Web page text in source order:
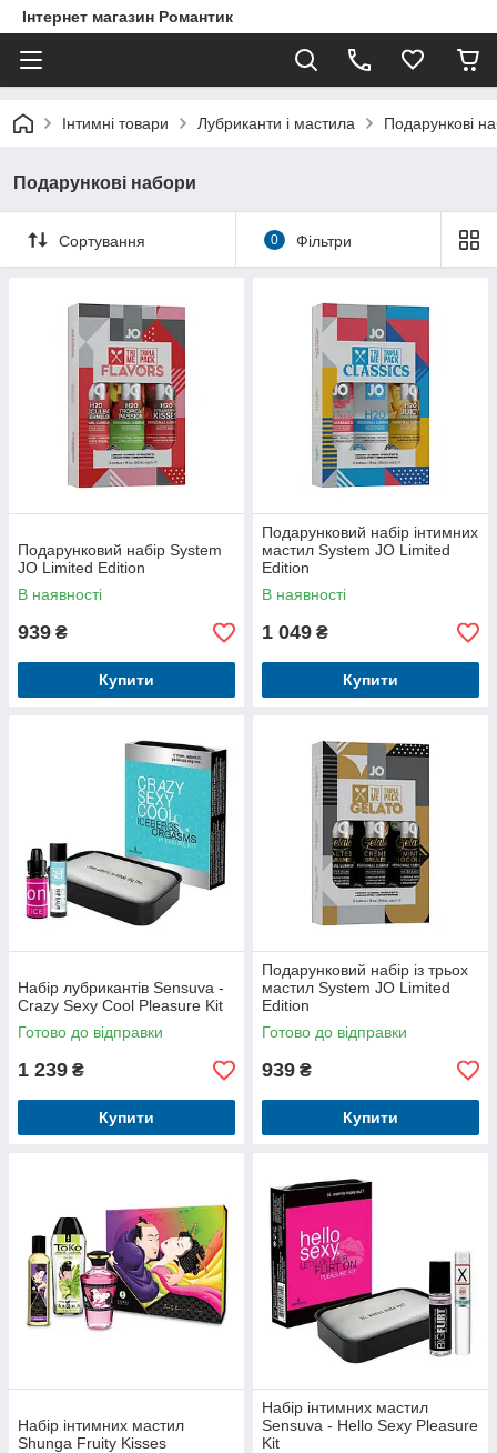
Інтернет магазин Романтик
Інтимні товари Лубриканти і мастила Подарункові
Подарункові набори
Сортування 0 Фільтри
Подарунковий набір System
JO Limited Edition
В наявності
939 ₴
Купити
Подарунковий набір інтимних
мастил System JO Limited
Edition
В наявності
1 049 ₴
Купити
Набір лубрикантів Sensuva -
Crazy Sexy Cool Pleasure Kit
Готово до відправки
1 239 ₴
Купити
Подарунковий набір із трьох
мастил System JO Limited
Edition
Готово до відправки
939 ₴
Купити
Набір інтимних мастил
Shunga Fruity Kisses
Набір інтимних мастил
Sensuva - Hello Sexy Pleasure
Kit